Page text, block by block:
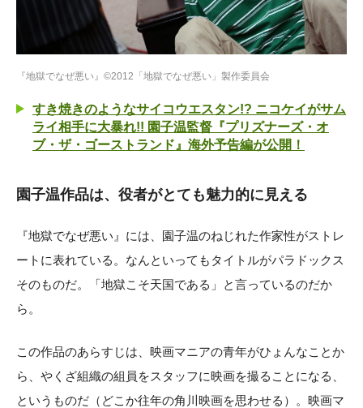
『地獄でなぜ悪い』©2012「地獄でなぜ悪い」製作委員会
すき焼きのようなサイコウエスタン!? ニコケイがサム
ライ相手に大暴れ!! 園子温監督『プリズナーズ・オ
ブ・ザ・ゴーストランド』海外予告編が公開！
園子温作品は、役者がとても魅力的に見える
『地獄でなぜ悪い』には、園子温のねじれた作家性がストレ
ートに表れている。なんといってもタイトルがパラドックス
そのものだ。「地獄こそ天国である」と言っているのだか
ら。
この作品のあらすじは、映画マニアの青年がひょんなことか
ら、やくざ組織の組員をスタッフに映画を撮ることになる、
というものだ（どこか往年の角川映画を思わせる）。映画マ